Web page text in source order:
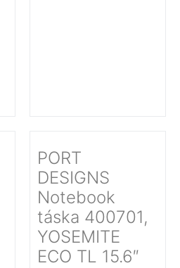
PORT
DESIGNS
Notebook
táska 400701,
YOSEMITE
ECO TL 15.6″